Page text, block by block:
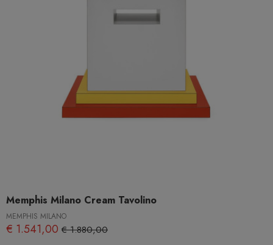
Memphis Milano Cream Tavolino
MEMPHIS MILANO
€ 1.541,00 € 1.880,00